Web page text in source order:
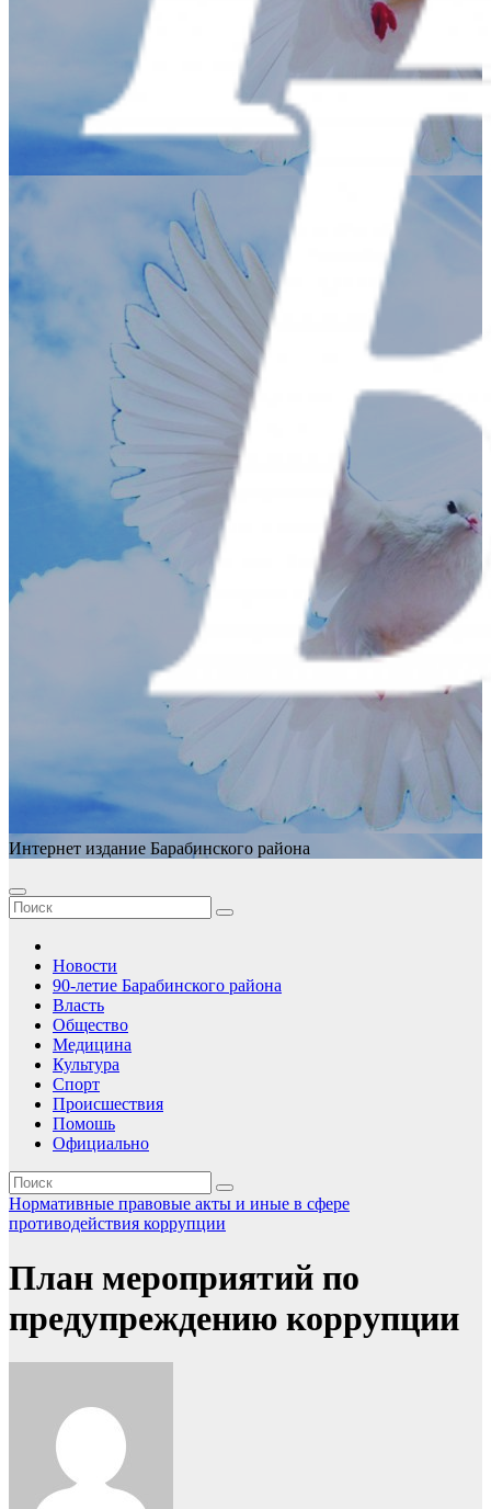
Интернет издание Барабинского района
Новости
90-летие Барабинского района
Власть
Общество
Медицина
Культура
Спорт
Происшествия
Помошь
Официально
Нормативные правовые акты и иные в сфере
противодействия коррупции
План мероприятий по
предупреждению коррупции